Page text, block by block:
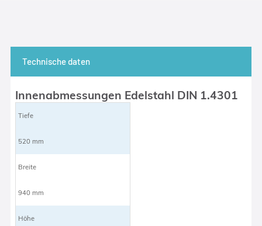
Technische daten
Innenabmessungen Edelstahl DIN 1.4301
Tiefe
520 mm
Breite
940 mm
Höhe